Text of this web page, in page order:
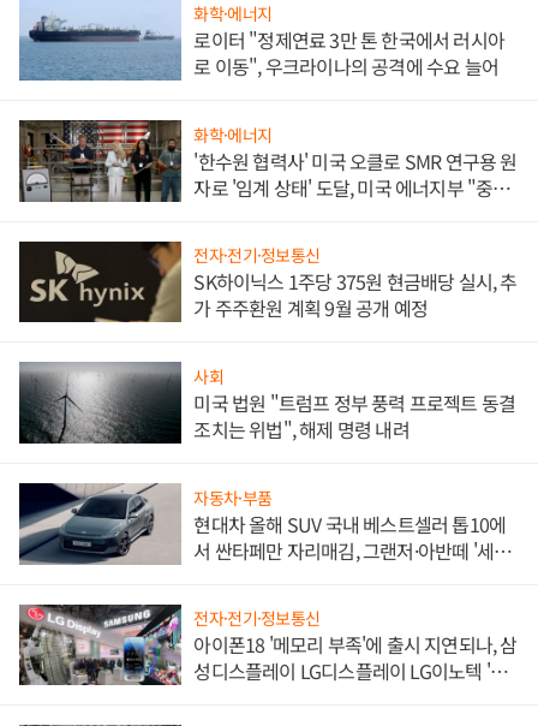
화학·에너지
로이터 "정제연료 3만 톤 한국에서 러시아
로 이동", 우크라이나의 공격에 수요 늘어
화학·에너지
'한수원 협력사' 미국 오클로 SMR 연구용 원
자로 '임계 상태' 도달, 미국 에너지부 "중요
전자·전기·정보통신
SK하이닉스 1주당 375원 현금배당 실시, 추
가 주주환원 계획 9월 공개 예정
사회
미국 법원 "트럼프 정부 풍력 프로젝트 동결
조치는 위법", 해제 명령 내려
자동차·부품
현대차 올해 SUV 국내 베스트셀러 톱10에
서 싼타페만 자리매김, 그랜저·아반떼 '세단
전자·전기·정보통신
아이폰18 '메모리 부족'에 출시 지연되나, 삼
성디스플레이 LG디스플레이 LG이노텍 '탈